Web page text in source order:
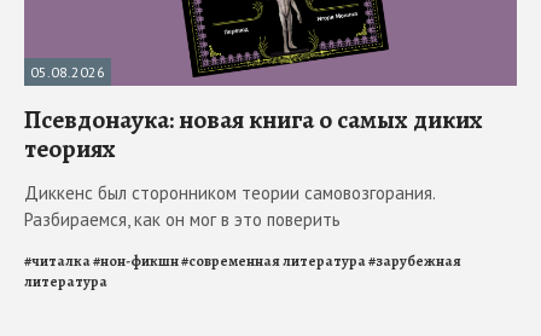
05.08.2026
Псевдонаука: новая книга о самых диких
теориях
Диккенс был сторонником теории самовозгорания.
Разбираемся, как он мог в это поверить
#читалка#нон-фикшн#современная литература#зарубежная
литература